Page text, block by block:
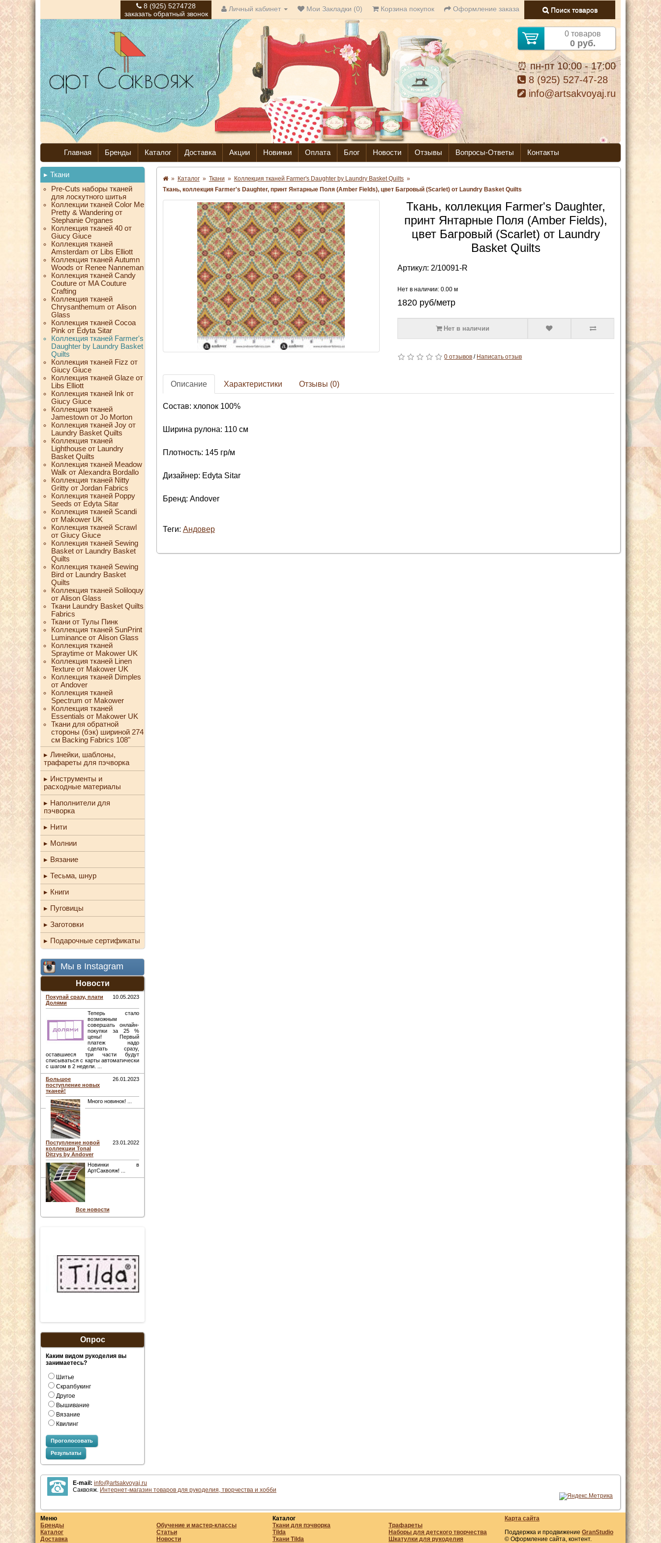
8 (925) 5274728
заказать обратный звонок
Личный кабинет Мои Закладки (0) Корзина покупок Оформление заказа Поиск товаров
0 товаров
0 руб.
⏰ пн-пт 10:00 - 17:00
8 (925) 527-47-28
info@artsakvoyaj.ru
Главная Бренды Каталог Доставка Акции Новинки Оплата Блог Новости Отзывы Вопросы-Ответы Контакты
Ткани
Pre-Cuts наборы тканей
для лоскутного шитья
Коллекции тканей Color Me
Pretty & Wandering от
Stephanie Organes
Коллекция тканей 40 от
Giucy Giuce
Коллекция тканей
Amsterdam от Libs Elliott
Коллекция тканей Autumn
Woods от Renee Nanneman
Коллекция тканей Candy
Couture от MA Couture
Crafting
Коллекция тканей
Chrysanthemum от Alison
Glass
Коллекция тканей Cocoa
Pink от Edyta Sitar
Коллекция тканей Farmer's
Daughter by Laundry Basket
Quilts
Коллекция тканей Fizz от
Giucy Giuce
Коллекция тканей Glaze от
Libs Elliott
Коллекция тканей Ink от
Giucy Giuce
Коллекция тканей
Jamestown от Jo Morton
Коллекция тканей Joy от
Laundry Basket Quilts
Коллекция тканей
Lighthouse от Laundry
Basket Quilts
Коллекция тканей Meadow
Walk от Alexandra Bordallo
Коллекция тканей Nitty
Gritty от Jordan Fabrics
Коллекция тканей Poppy
Seeds от Edyta Sitar
Коллекция тканей Scandi
от Makower UK
Коллекция тканей Scrawl
от Giucy Giuce
Коллекция тканей Sewing
Basket от Laundry Basket
Quilts
Коллекция тканей Sewing
Bird от Laundry Basket
Quilts
Коллекция тканей Soliloquy
от Alison Glass
Ткани Laundry Basket Quilts
Fabrics
Ткани от Тулы Пинк
Коллекция тканей SunPrint
Luminance от Alison Glass
Коллекция тканей
Spraytime от Makower UK
Коллекция тканей Linen
Texture от Makower UK
Коллекция тканей Dimples
от Andover
Коллекция тканей
Spectrum от Makower
Коллекция тканей
Essentials от Makower UK
Ткани для обратной
стороны (бэк) шириной 274
см Backing Fabrics 108"
Линейки, шаблоны,
трафареты для пэчворка
Инструменты и
расходные материалы
Наполнители для
пэчворка
Нити
Молнии
Вязание
Тесьма, шнур
Книги
Пуговицы
Заготовки
Подарочные сертификаты
Мы в Instagram
Новости
Покупай сразу, плати
Долями
10.05.2023
Теперь стало
возможным
совершать онлайн-
покупки за 25 %
цены! Первый
платеж надо
сделать сразу,
оставшиеся три части будут
списываться с карты автоматически
с шагом в 2 недели. ...
Большое
поступление новых
тканей!
26.01.2023
Много новинок! ...
Поступление новой
коллекции Tonal
Ditzys by Andover
23.01.2022
Новинки в
АртСаквояж! ...
Все новости
Опрос
Каким видом рукоделия вы
занимаетесь?
Шитье
Скрапбукинг
Другое
Вышивание
Вязание
Квилинг
Проголосовать
Результаты
» Каталог » Ткани » Коллекция тканей Farmer's Daughter by Laundry Basket Quilts »
Ткань, коллекция Farmer's Daughter, принт Янтарные Поля (Amber Fields), цвет Багровый (Scarlet) от Laundry Basket Quilts
Ткань, коллекция Farmer's Daughter,
принт Янтарные Поля (Amber Fields),
цвет Багровый (Scarlet) от Laundry
Basket Quilts
Артикул: 2/10091-R
Нет в наличии: 0.00 м
1820 руб/метр
Нет в наличии
0 отзывов / Написать отзыв
Описание Характеристики Отзывы (0)
Состав: хлопок 100%
Ширина рулона: 110 см
Плотность: 145 гр/м
Дизайнер: Edyta Sitar
Бренд: Andover
Теги: Андовер
E-mail: info@artsakvoyaj.ru
Саквояж. Интернет-магазин товаров для рукоделия, творчества и хобби
Меню
Бренды
Каталог
Доставка
Обучение и мастер-классы
Статьи
Новости
Каталог
Ткани для пэчворка
Tilda
Ткани Tilda
Трафареты
Наборы для детского творчества
Шкатулки для рукоделия
Карта сайта
Поддержка и продвижение GranStudio
© Оформление сайта, контент.